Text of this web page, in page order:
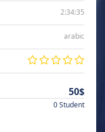
2:34:35
arabic
50$
0 Student